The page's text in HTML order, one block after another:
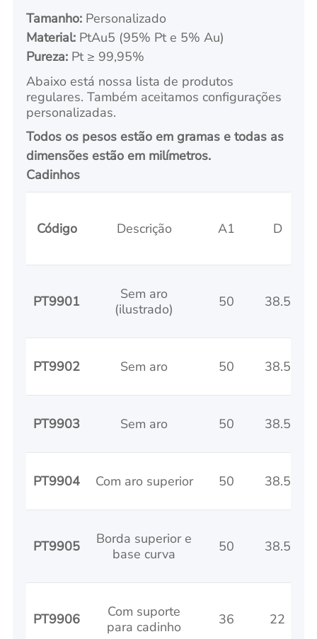
Tamanho: Personalizado
Material: PtAu5 (95% Pt e 5% Au)
Pureza: Pt ≥ 99,95%
Abaixo está nossa lista de produtos
regulares. Também aceitamos configurações
personalizadas.
Todos os pesos estão em gramas e todas as
dimensões estão em milímetros.
Cadinhos
Código Descrição A1 D
PT9901
Sem aro
(ilustrado)
50 38.5
PT9902 Sem aro 50 38.5
PT9903 Sem aro 50 38.5
PT9904 Com aro superior 50 38.5
PT9905
Borda superior e
base curva
50 38.5
PT9906
Com suporte
para cadinho
36 22